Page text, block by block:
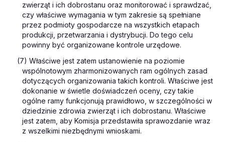
zwierząt i ich dobrostanu oraz monitorować i sprawdzać,
czy właściwe wymagania w tym zakresie są spełniane
przez podmioty gospodarcze na wszystkich etapach
produkcji, przetwarzania i dystrybucji. Do tego celu
powinny być organizowane kontrole urzędowe.
(7) Właściwe jest zatem ustanowienie na poziomie
wspólnotowym zharmonizowanych ram ogólnych zasad
dotyczących organizowania takich kontroli. Właściwe jest
dokonanie w świetle doświadczeń oceny, czy takie
ogólne ramy funkcjonują prawidłowo, w szczególności w
dziedzinie zdrowia zwierząt i ich dobrostanu. Właściwe
jest zatem, aby Komisja przedstawiła sprawozdanie wraz
z wszelkimi niezbędnymi wnioskami.